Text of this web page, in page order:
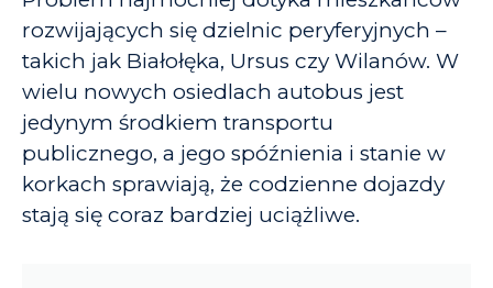
rozwijających się dzielnic peryferyjnych –
takich jak Białołęka, Ursus czy Wilanów. W
wielu nowych osiedlach autobus jest
jedynym środkiem transportu
publicznego, a jego spóźnienia i stanie w
korkach sprawiają, że codzienne dojazdy
stają się coraz bardziej uciążliwe.